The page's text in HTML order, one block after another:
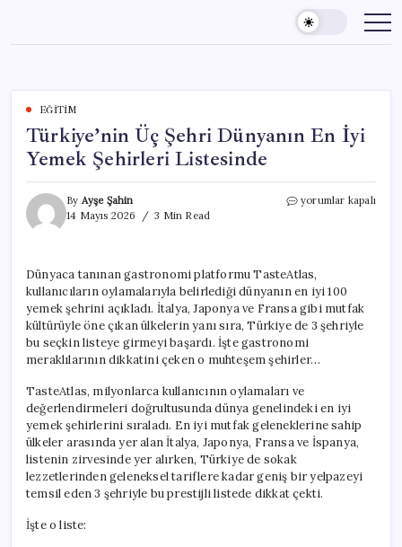
content
EĞITIM
Türkiye’nin Üç Şehri Dünyanın En İyi
Yemek Şehirleri Listesinde
By Ayşe Şahin
14 Mayıs 2026
3 Min Read
Türkiye’nin
İyi
Yemek
Şehirleri
Listesinde
için
yorumlar kapalı
Dünyaca tanınan gastronomi platformu TasteAtlas,
kullanıcıların oylamalarıyla belirlediği dünyanın en iyi 100
yemek şehrini açıkladı. İtalya, Japonya ve Fransa gibi mutfak
kültürüyle öne çıkan ülkelerin yanı sıra, Türkiye de 3 şehriyle
bu seçkin listeye girmeyi başardı. İşte gastronomi
meraklılarının dikkatini çeken o muhteşem şehirler…
TasteAtlas, milyonlarca kullanıcının oylamaları ve
değerlendirmeleri doğrultusunda dünya genelindeki en iyi
yemek şehirlerini sıraladı. En iyi mutfak geleneklerine sahip
ülkeler arasında yer alan İtalya, Japonya, Fransa ve İspanya,
listenin zirvesinde yer alırken, Türkiye de sokak
lezzetlerinden geleneksel tariflere kadar geniş bir yelpazeyi
temsil eden 3 şehriyle bu prestijli listede dikkat çekti.
İşte o liste: